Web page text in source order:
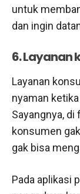
untuk
dan ingin
6. Layanan
Layanan
nyaman
Sayangnya, di
konsumen
gak bisa
Pada aplikasi